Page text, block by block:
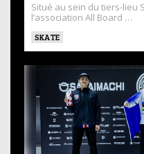
Situé au sein du tiers-lieu
l’association All Board …
SKATE